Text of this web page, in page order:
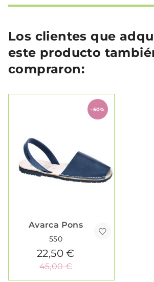
Los clientes que
este producto
compraron:
-50%
Avarca Pons
550
22,50 €
45,00 €